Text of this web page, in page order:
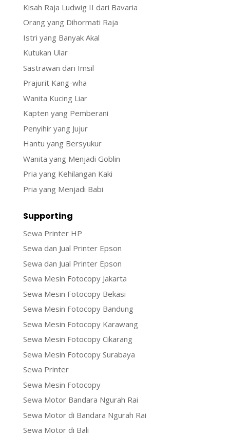
Kisah Raja Ludwig II dari Bavaria
Orang yang Dihormati Raja
Istri yang Banyak Akal
Kutukan Ular
Sastrawan dari Imsil
Prajurit Kang-wha
Wanita Kucing Liar
Kapten yang Pemberani
Penyihir yang Jujur
Hantu yang Bersyukur
Wanita yang Menjadi Goblin
Pria yang Kehilangan Kaki
Pria yang Menjadi Babi
Supporting
Sewa Printer HP
Sewa dan Jual Printer Epson
Sewa dan Jual Printer Epson
Sewa Mesin Fotocopy Jakarta
Sewa Mesin Fotocopy Bekasi
Sewa Mesin Fotocopy Bandung
Sewa Mesin Fotocopy Karawang
Sewa Mesin Fotocopy Cikarang
Sewa Mesin Fotocopy Surabaya
Sewa Printer
Sewa Mesin Fotocopy
Sewa Motor Bandara Ngurah Rai
Sewa Motor di Bandara Ngurah Rai
Sewa Motor di Bali